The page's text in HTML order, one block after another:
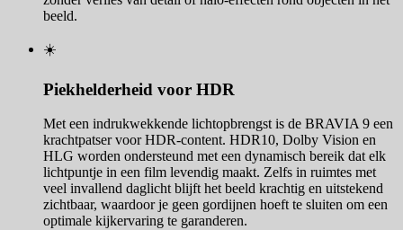
beeld.
☀️
Piekhelderheid voor HDR
Met een indrukwekkende lichtopbrengst is de BRAVIA 9 een
krachtpatser voor HDR-content. HDR10, Dolby Vision en
HLG worden ondersteund met een dynamisch bereik dat elk
lichtpuntje in een film levendig maakt. Zelfs in ruimtes met
veel invallend daglicht blijft het beeld krachtig en uitstekend
zichtbaar, waardoor je geen gordijnen hoeft te sluiten om een
optimale kijkervaring te garanderen.